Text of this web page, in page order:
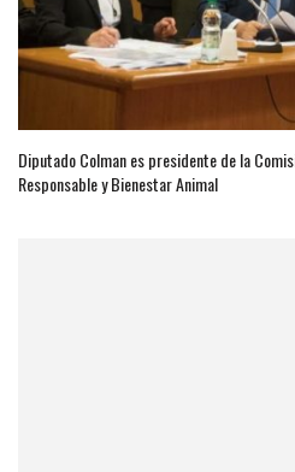
Diputado Colman es presidente de la
Responsable y Bienestar Animal